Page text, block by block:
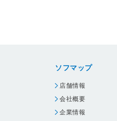
ソフマップ
店舗情報
会社概要
企業情報